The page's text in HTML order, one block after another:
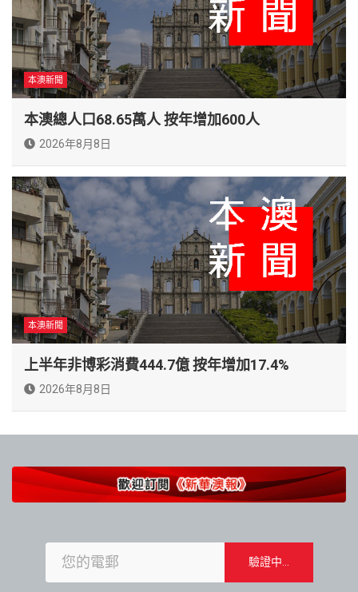
本澳新聞
本澳總人口68.65萬人 按年增加600人
2026年8月8日
本澳新聞
上半年非博彩消費444.7億 按年增加17.4%
2026年8月8日